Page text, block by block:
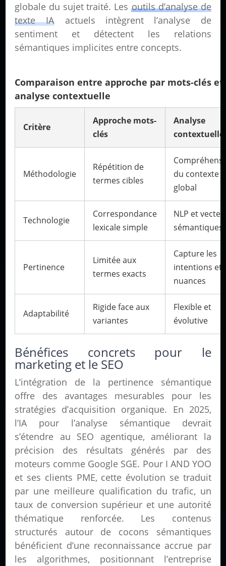
globale du sujet traité. Les outils d’analyse de
texte IA actuels intègrent l’analyse de
sentiment et détectent les relations
sémantiques implicites entre concepts.
Comparaison entre approche par mots-clés et
analyse contextuelle
Critère
Approche mots-
clés
Analyse
contextuelle
Méthodologie
Répétition de
termes cibles
du contexte
global
Technologie
Correspondance
lexicale simple
NLP et
sémantiques
Pertinence
Limitée aux
termes exacts
Capture les
intentions et
nuances
Adaptabilité
Rigide face aux
variantes
Flexible et
évolutive
Bénéfices concrets pour le
marketing et le SEO
L’intégration de la pertinence sémantique
offre des avantages mesurables pour les
stratégies d’acquisition organique. En 2025,
l’IA pour l’analyse sémantique devrait
s’étendre au SEO agentique, améliorant la
précision des résultats générés par des
moteurs comme Google SGE. Pour I AND YOO
et ses clients PME, cette évolution se traduit
par une meilleure qualification du trafic, un
taux de conversion supérieur et une autorité
thématique renforcée. Les contenus
structurés autour de cocons sémantiques
bénéficient d’une reconnaissance accrue par
les algorithmes, positionnant l’entreprise